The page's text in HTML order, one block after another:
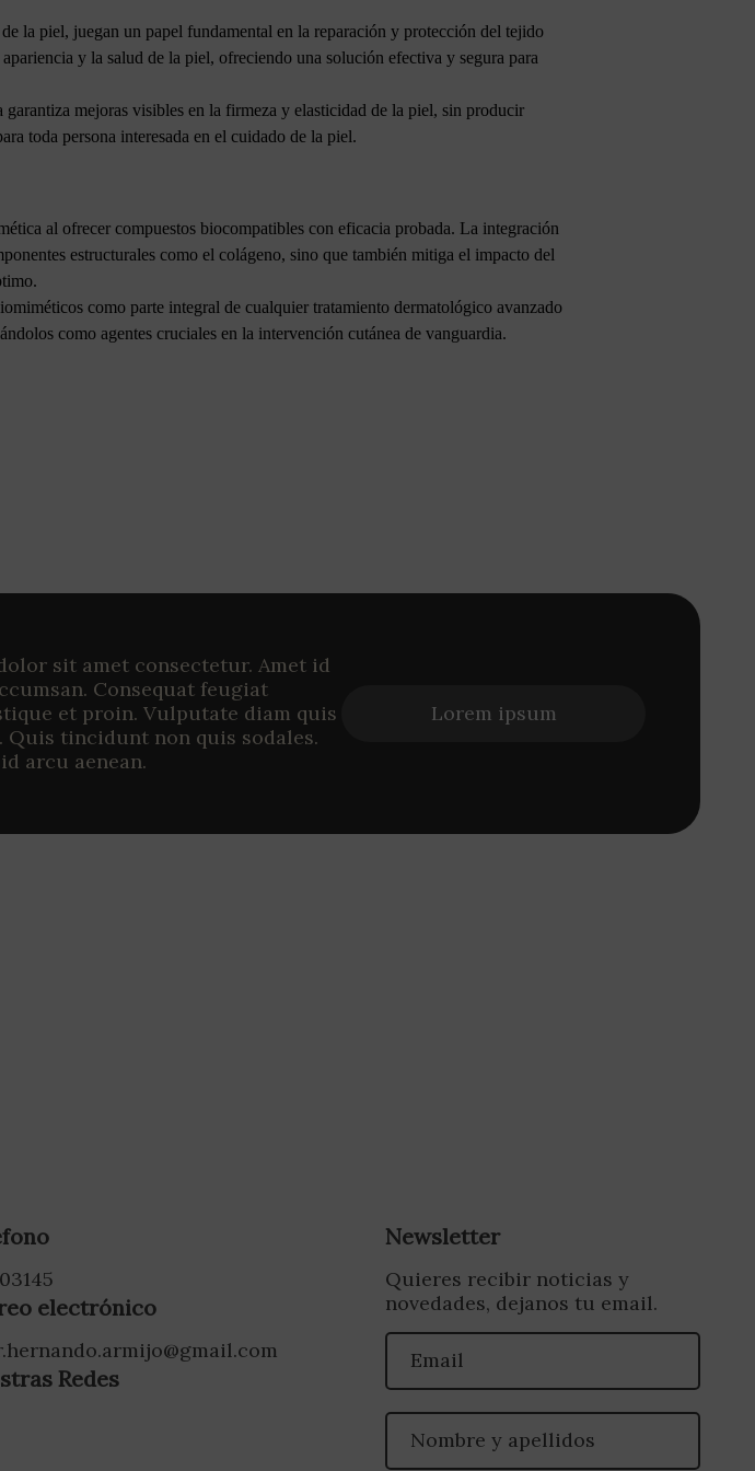
la piel, juegan un papel fundamental en la reparación y protección del tejido
y la salud de la piel, ofreciendo una solución efectiva y segura para
mejoras visibles en la firmeza y elasticidad de la piel, sin producir
toda persona interesada en el cuidado de la piel.
al ofrecer compuestos biocompatibles con eficacia probada. La integración
estructurales como el colágeno, sino que también mitiga el impacto del
como parte integral de cualquier tratamiento dermatológico avanzado
como agentes cruciales en la intervención cutánea de vanguardia.
sit amet consectetur. Amet id
Consequat feugiat
et proin. Vulputate diam quis
Quis tincidunt non quis sodales.
arcu aenean.
Lorem ipsum
electrónico
Redes
Newsletter
Quieres recibir noticias y
novedades, dejanos tu email.